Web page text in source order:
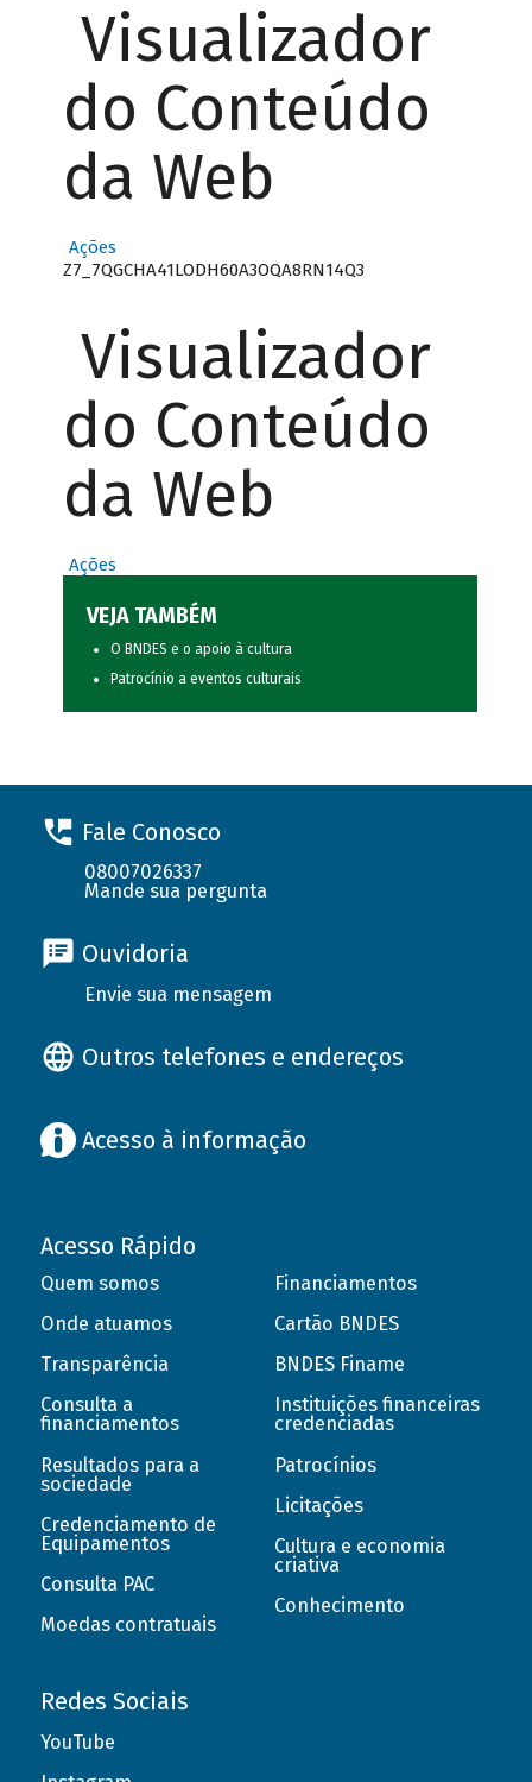
Visualizador
do Conteúdo
da Web
Ações
Z7_7QGCHA41LODH60A3OQA8RN14Q3
Visualizador
do Conteúdo
da Web
Ações
VEJA TAMBÉM
O BNDES e o apoio à cultura
Patrocínio a eventos culturais
Fale Conosco
08007026337
Mande sua pergunta
Ouvidoria
Envie sua mensagem
Outros telefones e endereços
Acesso à informação
Acesso Rápido
Quem somos
Onde atuamos
Transparência
Consulta a
financiamentos
Resultados para a
sociedade
Credenciamento de
Equipamentos
Consulta PAC
Moedas contratuais
Financiamentos
Cartão BNDES
BNDES Finame
Instituições financeiras
credenciadas
Patrocínios
Licitações
Cultura e economia
criativa
Conhecimento
Redes Sociais
YouTube